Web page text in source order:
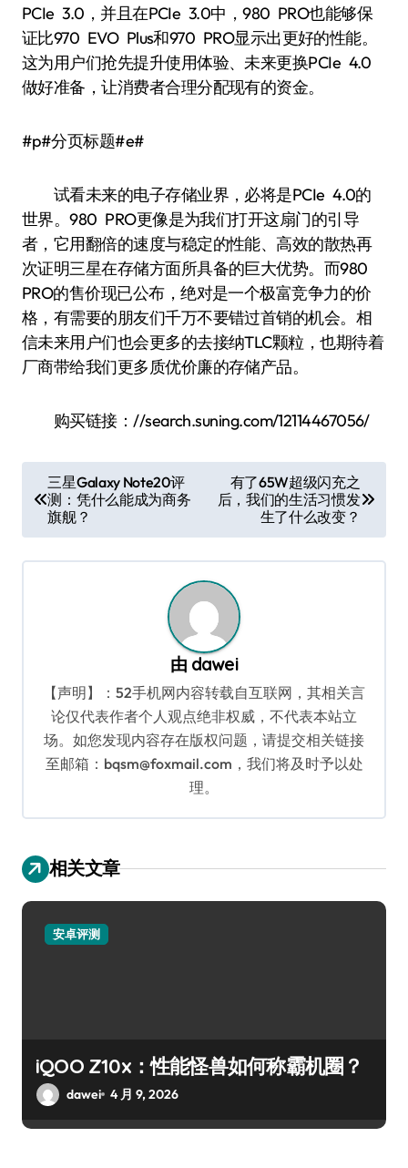
PCIe 3.0，并且在PCIe 3.0中，980 PRO也能够保
证比970 EVO Plus和970 PRO显示出更好的性能。
这为用户们抢先提升使用体验、未来更换PCIe 4.0
做好准备，让消费者合理分配现有的资金。
#p#分页标题#e#
试看未来的电子存储业界，必将是PCIe 4.0的
世界。980 PRO更像是为我们打开这扇门的引导
者，它用翻倍的速度与稳定的性能、高效的散热再
次证明三星在存储方面所具备的巨大优势。而980
PRO的售价现已公布，绝对是一个极富竞争力的价
格，有需要的朋友们千万不要错过首销的机会。相
信未来用户们也会更多的去接纳TLC颗粒，也期待着
厂商带给我们更多质优价廉的存储产品。
购买链接：//search.suning.com/12114467056/
章
导
航
三星Galaxy Note20评
测：凭什么能成为商务
旗舰？
有了65W超级闪充之
后，我们的生活习惯发
生了什么改变？
由 dawei
【声明】：52手机网内容转载自互联网，其相关言
论仅代表作者个人观点绝非权威，不代表本站立
场。如您发现内容存在版权问题，请提交相关链接
至邮箱：bqsm@foxmail.com，我们将及时予以处
理。
相关文章
安卓评测
iQOO Z10x：性能怪兽如何称霸机圈？
dawei 4 月 9, 2026